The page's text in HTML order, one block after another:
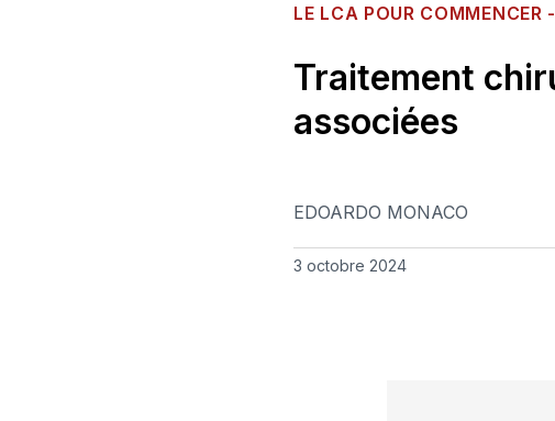
LE LCA POUR COMMENCER
Traitement
associées
EDOARDO MONACO
3 octobre 2024